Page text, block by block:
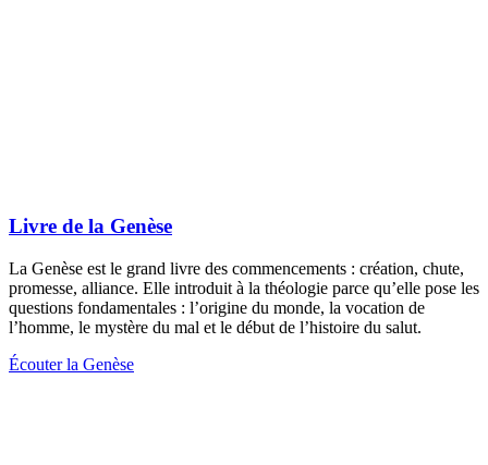
Livre de la Genèse
La Genèse est le grand livre des commencements : création, chute,
promesse, alliance. Elle introduit à la théologie parce qu’elle pose les
questions fondamentales : l’origine du monde, la vocation de
l’homme, le mystère du mal et le début de l’histoire du salut.
Écouter la Genèse